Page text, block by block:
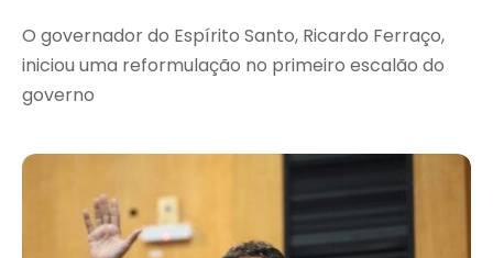
O governador do Espírito Santo, Ricardo Ferraço,
iniciou uma reformulação no primeiro escalão do
governo